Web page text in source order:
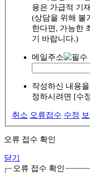
용은 가급적 기
(상담을 위해 불
한다면, 가능한
기 바랍니다.)
메일주소
작성하신 내용
정하시려면 [수
취소 오류접수 수정
오류 접수 확인
닫기
오류 접수 확인